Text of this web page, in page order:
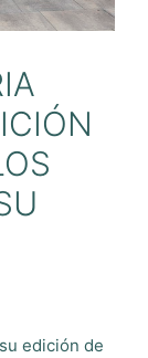
edición de